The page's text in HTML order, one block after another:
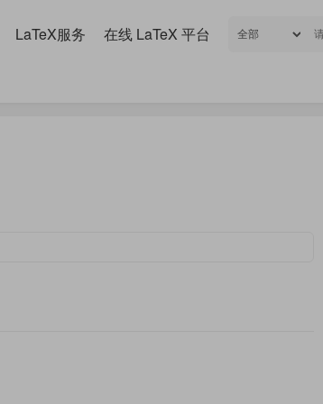
LaTeX服务 在线 LaTeX 平台